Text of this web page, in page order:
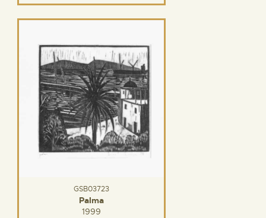
GSB03723
Palma
1999